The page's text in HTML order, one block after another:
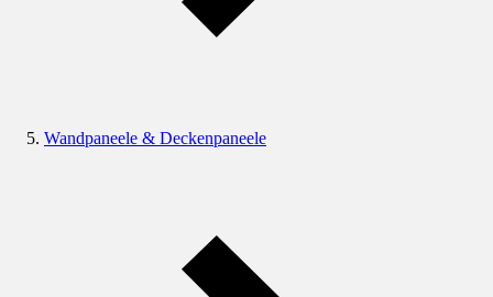
Wandpaneele & Deckenpaneele